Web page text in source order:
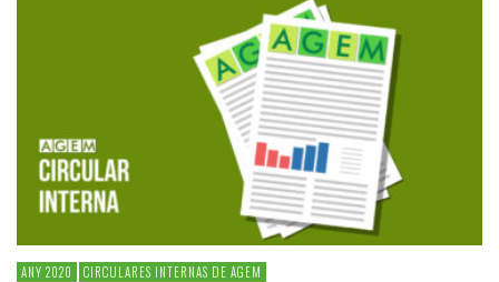
ANY 2020 CIRCULARES INTERNAS DE AGEM